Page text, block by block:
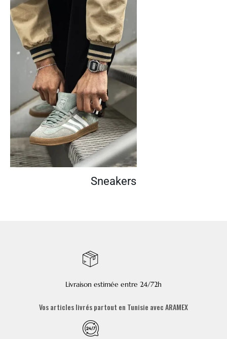
Sneakers
Livraison estimée entre 24/72h
Vos articles livrés partout en Tunisie avec ARAMEX